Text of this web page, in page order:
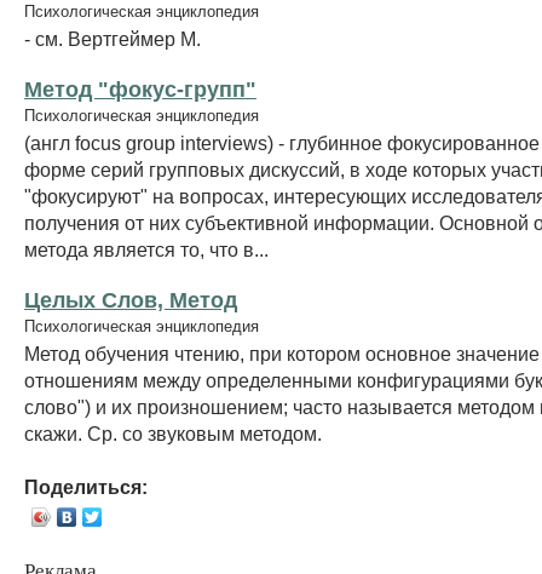
Психологическая энциклопедия
- см. Вертгеймер М.
Метод "фокус-групп"
Психологическая энциклопедия
(англ focus group interviews) - глубинное
форме серий групповых дискуссий, в ходе которых
"фокусируют" на вопросах, интересующих
получения от них субъективной информации. Основной
метода является то, что в...
Целых Слов, Метод
Психологическая энциклопедия
Метод обучения чтению, при котором основное значение
отношениям между определенными конфигурациями
слово") и их произношением; часто называется методом
скажи. Ср. со звуковым методом.
Поделиться: